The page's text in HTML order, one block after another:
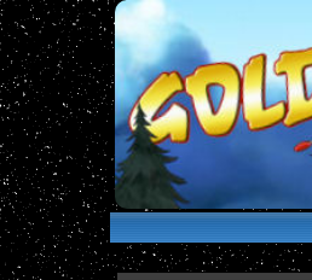
le site de la Lune Rouge